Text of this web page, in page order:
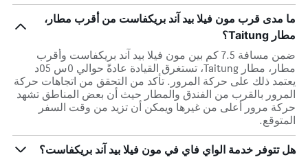
ما مدى قرب مون فيلا بيد آند بريكفاست من أقرب مطار،
مطار Taitung؟
ضمن مسافة 7.5 كم بين مون فيلا بيد آند بريكفاست وأقرب
مطار، مطار Taitung، تستغرق القيادة عادةً حوالي 0س 05د
يعتمد ذلك على حركة المرور. تأكد من التحقق من اتجاهات حركة
المرور بالقرب من الفندق والمطار حيث أن بعض المناطق تشهد
حركة مرور أعلى من غيرها ويمكن أن تزيد من وقت السفر
المتوقع.
هل تتوفر خدمة الواي فاي في مون فيلا بيد آند بريكفاست؟